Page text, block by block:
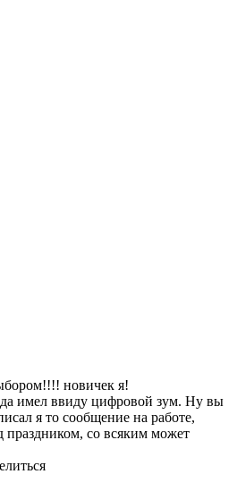
новичек я!
имел ввиду цифровой зум. Ну вы
я то сообщение на работе,
праздником, со всяким может